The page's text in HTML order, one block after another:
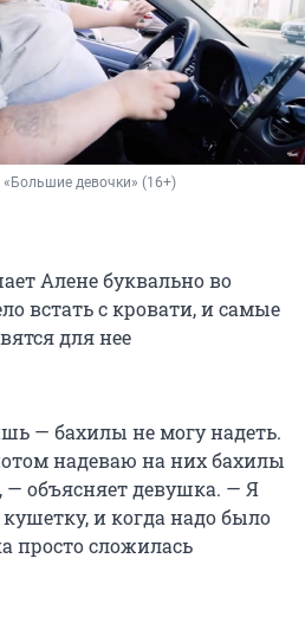
девочки» (16+)
Алене буквально во
встать с кровати, и самые
для нее
— бахилы не могу надеть.
надеваю на них бахилы
— объясняет девушка. — Я
кушетку, и когда надо было
просто сложилась